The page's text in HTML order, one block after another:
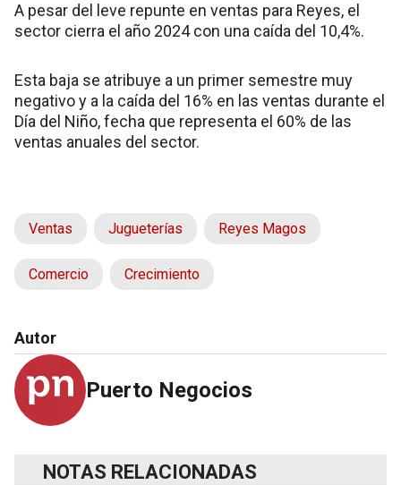
A pesar del leve repunte en ventas para Reyes, el
sector cierra el año 2024 con una caída del 10,4%.
Esta baja se atribuye a un primer semestre muy
negativo y a la caída del 16% en las ventas durante el
Día del Niño, fecha que representa el 60% de las
ventas anuales del sector.
Ventas Jugueterías Reyes Magos
Comercio Crecimiento
Autor
Puerto Negocios
NOTAS RELACIONADAS